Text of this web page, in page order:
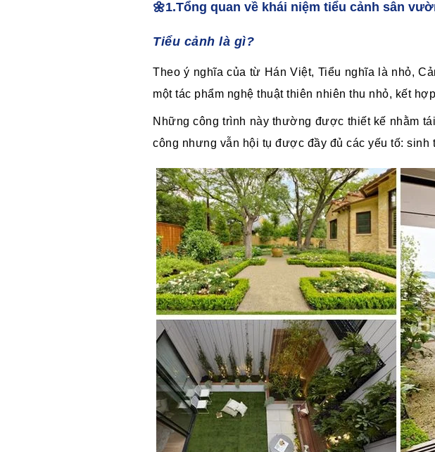
🌼1.Tổng quan về khái niệm tiểu cảnh sân
Tiểu cảnh là gì?
Theo ý nghĩa của từ Hán Việt, Tiểu nghĩa là nhỏ,
một tác phẩm nghệ thuật thiên nhiên thu nhỏ, kết
Những công trình này thường được thiết kế nhằm
công nhưng vẫn hội tụ được đầy đủ các yếu tố: sinh